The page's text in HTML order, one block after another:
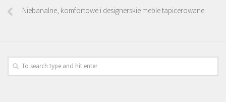
Niebanalne, komfortowe i designerskie meble tapicerowane